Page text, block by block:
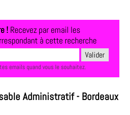
! Recevez par email les
à cette recherche
emails quand vous le souhaitez.
Administratif - Bordeaux